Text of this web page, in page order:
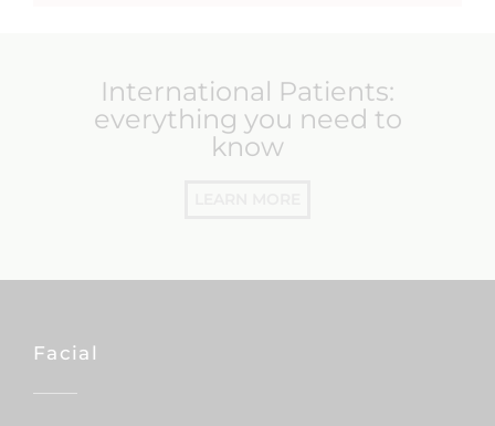
International Patients:
everything you need to
know
Facial